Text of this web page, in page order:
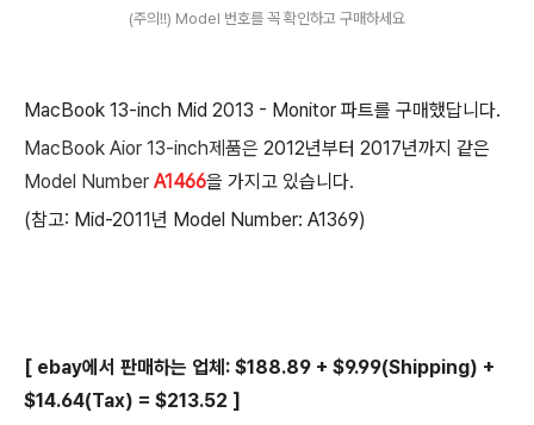
(주의!!) Model 번호를 꼭 확인하고 구매하세요
MacBook 13-inch Mid 2013 - Monitor 파트를 구매했답니다.
MacBook Aior 13-inch제품은 2012년부터 2017년까지 같은
Model Number A1466을 가지고 있습니다.
(참고: Mid-2011년 Model Number: A1369)
[ ebay에서 판매하는 업체: $188.89 + $9.99(Shipping) +
$14.64(Tax) = $213.52 ]